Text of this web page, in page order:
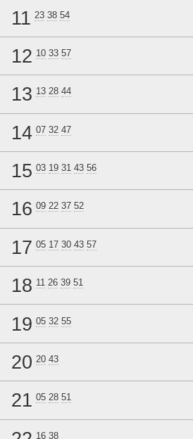
11 23 38 54
12 10 33 57
13 13 28 44
14 07 32 47
15 03 19 31 43 56
16 09 22 37 52
17 05 17 30 43 57
18 11 26 39 51
19 05 32 55
20 20 43
21 05 28 51
16 38